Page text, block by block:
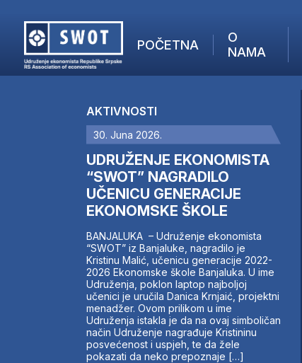
POČETNA
O
NAMA
AKTUELNO
ANALIZE
KOMPANIJE
FINANSIJE
IZ STRANIH MEDIJA
AKTIVNOSTI
SWOT INTERVJU
UČLANI SE
KONTAKT
AKTIVNOSTI
30. Juna 2026.
UDRUŽENJE EKONOMISTA
“SWOT” NAGRADILO
UČENICU GENERACIJE
EKONOMSKE ŠKOLE
BANJALUKA – Udruženje ekonomista
“SWOT” iz Banjaluke, nagradilo je
Kristinu Malić, učenicu generacije 2022-
2026 Ekonomske škole Banjaluka. U ime
Udruženja, poklon laptop najboljoj
učenici je uručila Danica Krnjaić, projektni
menadžer. Ovom prilikom u ime
Udruženja istakla je da na ovaj simboličan
način Udruženje nagrađuje Kristininu
posvećenost i uspjeh, te da žele
pokazati da neko prepoznaje […]